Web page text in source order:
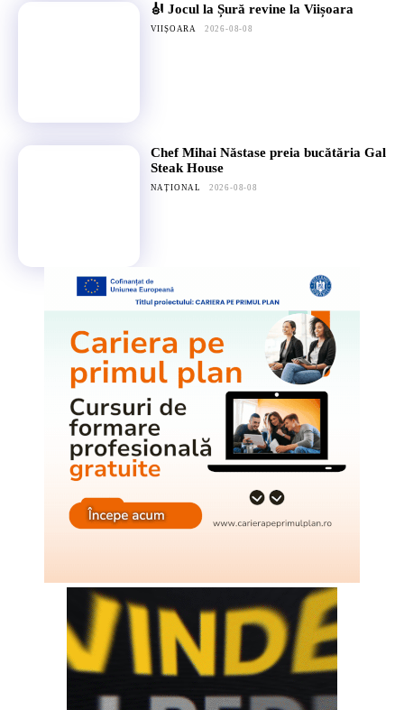
🎻 Jocul la Șură revine la Viișoara
VIIȘOARA 2026-08-08
Chef Mihai Năstase preia bucătăria Gal
Steak House
NAȚIONAL 2026-08-08